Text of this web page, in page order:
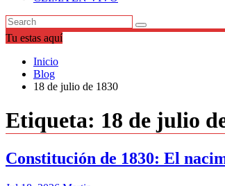
Tu estas aquí
Inicio
Blog
18 de julio de 1830
Etiqueta: 18 de julio
Constitución de 1830: El